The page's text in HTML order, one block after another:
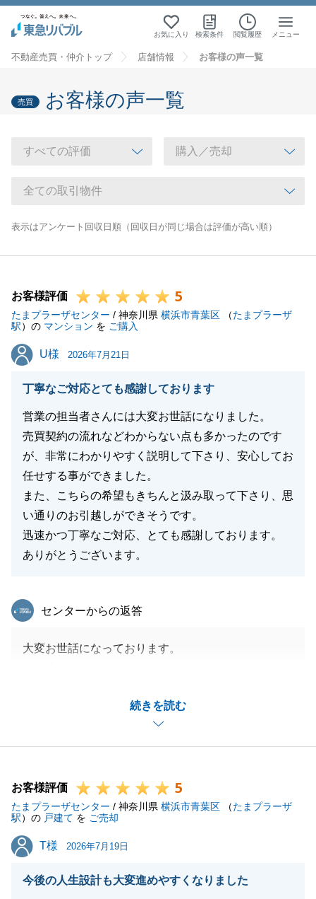
お気に入り 検索条件 閲覧履歴 メニュー
不動産売買・仲介トップ 店舗情報 お客様の声一覧
売買 お客様の声一覧
表示はアンケート回収日順（回収日が同じ場合は評価が高い順）
お客様評価 5
たまプラーザセンター / 神奈川県 横浜市青葉区 （たまプラーザ
駅）の マンション を ご購入
U様
U様 2026年7月21日
丁寧なご対応とても感謝しております
営業の担当者さんには大変お世話になりました。
売買契約の流れなどわからない点も多かったのです
が、非常にわかりやすく説明して下さり、安心してお
任せする事ができました。
また、こちらの希望もきちんと汲み取って下さり、思
い通りのお引越しができそうです。
迅速かつ丁寧なご対応、とても感謝しております。
ありがとうございます。
続きを読む
東急リバブル
センターからの返答
大変お世話になっております。
お住み替えという人生の大きな節目において、まずは
「ご購入」が無事に完了し、理想のお引越しに向けて
進まれていることに安堵しております。
というお言葉は、プロとして一番嬉しく励みになる評
価です。
U様がご自身の希望を率直にお話ししてくださったか
らこそ、私共もご希望に寄り添うベストな対応ができ
新居でのワクワクする新生活の準備と並行して、これ
お客様評価 5
たまプラーザセンター / 神奈川県 横浜市青葉区 （たまプラーザ
駅）の 戸建て を ご売却
T様
T様 2026年7月19日
今後の人生設計も大変進めやすくなりました